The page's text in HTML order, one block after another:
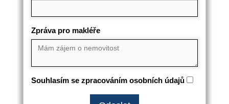
Zpráva pro makléře
Souhlasím se zpracováním osobních údajů